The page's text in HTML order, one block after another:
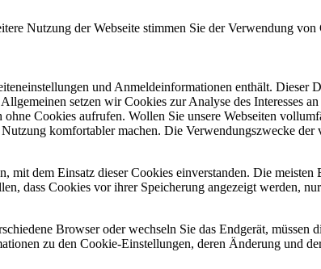
Nutzung der Webseite stimmen Sie der Verwendung von
und Anmeldeinformationen enthält. Dieser
setzen wir Cookies zur Analyse des Interesses
Cookies aufrufen. Wollen Sie unsere Webseiten
komfortabler machen. Die Verwendungszwecke der
dem Einsatz dieser Cookies einverstanden. Die meisten
dass Cookies vor ihrer Speicherung angezeigt werden,
Browser oder wechseln Sie das Endgerät, müssen
zu den Cookie-Einstellungen, deren Änderung und